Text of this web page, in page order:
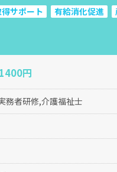
サポート 有給消化促進
円
務者研修,介護福祉士